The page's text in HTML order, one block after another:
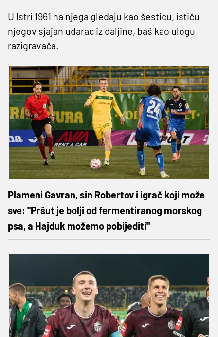
U Istri 1961 na njega gledaju kao šesticu, ističu
njegov sjajan udarac iz daljine, baš kao ulogu
razigravača.
Plameni Gavran, sin Robertov i igrač koji može
sve: "Pršut je bolji od fermentiranog morskog
psa, a Hajduk možemo pobijediti"